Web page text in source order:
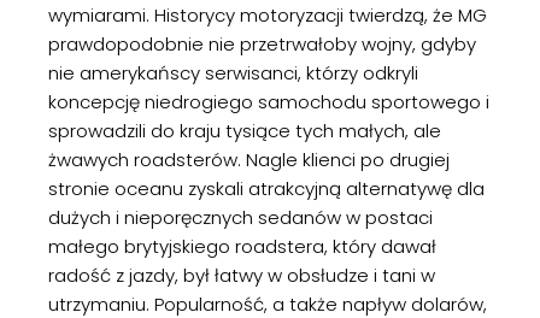
wymiarami. Historycy motoryzacji twierdzą, że MG
prawdopodobnie nie przetrwałoby wojny, gdyby
nie amerykańscy serwisanci, którzy odkryli
koncepcję niedrogiego samochodu sportowego i
sprowadzili do kraju tysiące tych małych, ale
żwawych roadsterów. Nagle klienci po drugiej
stronie oceanu zyskali atrakcyjną alternatywę dla
dużych i nieporęcznych sedanów w postaci
małego brytyjskiego roadstera, który dawał
radość z jazdy, był łatwy w obsłudze i tani w
utrzymaniu. Popularność, a także napływ dolarów,